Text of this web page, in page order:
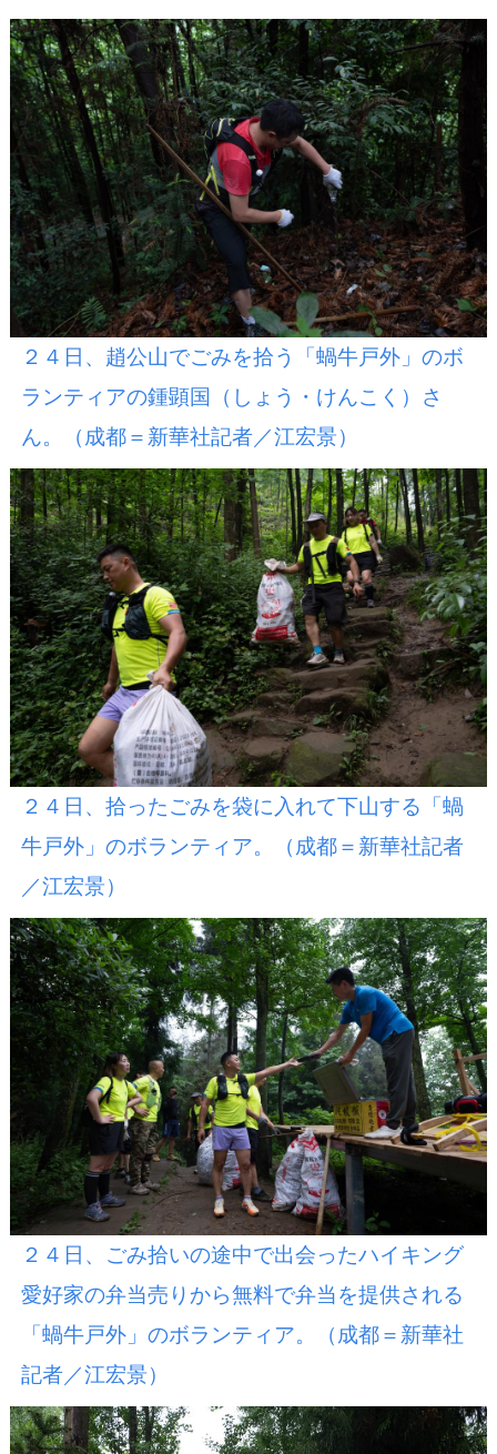
２４日、趙公山でごみを拾う「蝸牛戸外」のボ
ランティアの鍾顕国（しょう・けんこく）さ
ん。（成都＝新華社記者／江宏景）
２４日、拾ったごみを袋に入れて下山する「蝸
牛戸外」のボランティア。（成都＝新華社記者
／江宏景）
２４日、ごみ拾いの途中で出会ったハイキング
愛好家の弁当売りから無料で弁当を提供される
「蝸牛戸外」のボランティア。（成都＝新華社
記者／江宏景）